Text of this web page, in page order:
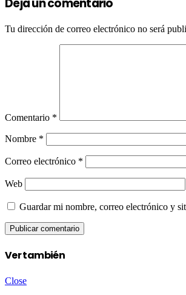
Tu dirección de correo electrónico no será
Comentario *
Nombre *
Correo electrónico *
Web
Guardar mi nombre, correo electrónico y
Ver también
Close